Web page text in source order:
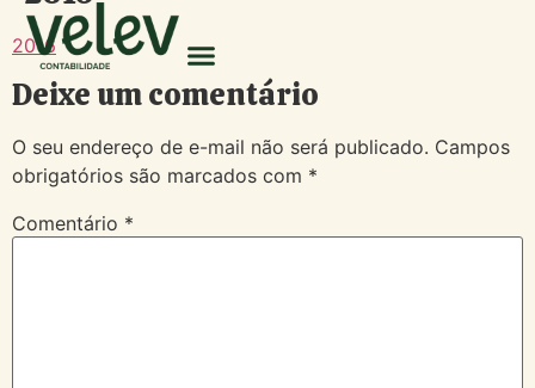
2016
Deixe um comentário
O seu endereço de e-mail não será publicado. Campos
obrigatórios são marcados com *
Comentário *